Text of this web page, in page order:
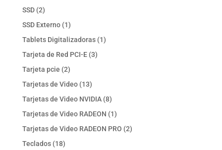
SSD 22
productos
SSD Externo 11
producto
Tablets Digitalizadoras 11
Tarjeta de Red PCI-E 33
Tarjeta pcie 22
productos
Tarjetas de Video 1313
productos
Tarjetas de Video NVIDIA 88
productos
Tarjetas de Video RADEON 11
producto
Tarjetas de Video RADEON PRO 22
Teclados 1818